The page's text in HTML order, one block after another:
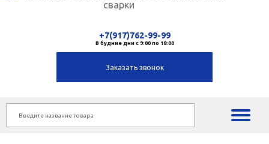
+7(917)762-99-99
В будние дни с 9:00 по 18:00
Заказать звонок